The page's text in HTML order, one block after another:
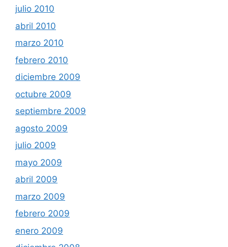
julio 2010
abril 2010
marzo 2010
febrero 2010
diciembre 2009
octubre 2009
septiembre 2009
agosto 2009
julio 2009
mayo 2009
abril 2009
marzo 2009
febrero 2009
enero 2009